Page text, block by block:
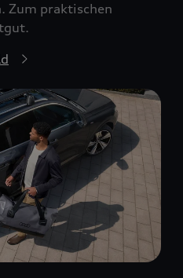
Zum praktischen